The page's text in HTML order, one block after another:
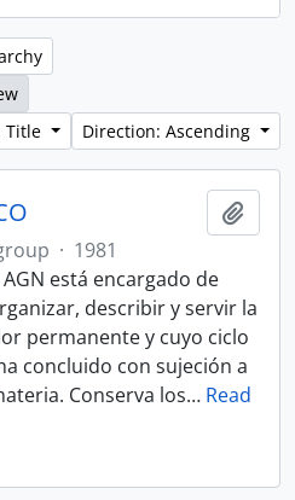
Title
Direction: Ascending
· 1981
está encargado de
describir y servir la
permanente y cuyo ciclo
concluido con sujeción a
Conserva los… Read